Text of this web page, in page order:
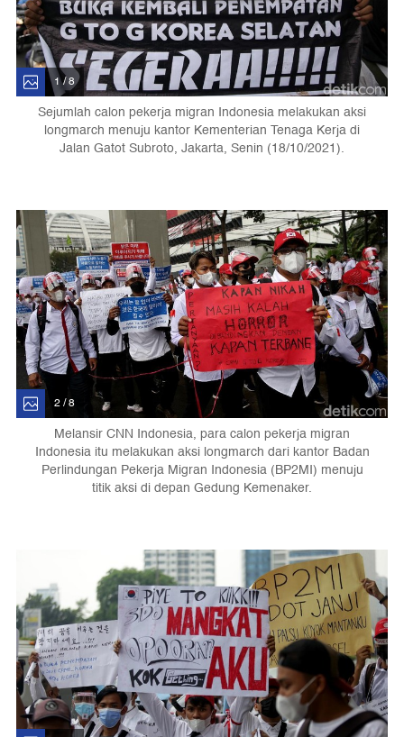
1 / 8
Sejumlah calon pekerja migran Indonesia melakukan aksi
longmarch menuju kantor Kementerian Tenaga Kerja di
Jalan Gatot Subroto, Jakarta, Senin (18/10/2021).
2 / 8
Melansir CNN Indonesia, para calon pekerja migran
Indonesia itu melakukan aksi longmarch dari kantor Badan
Perlindungan Pekerja Migran Indonesia (BP2MI) menuju
titik aksi di depan Gedung Kemenaker.